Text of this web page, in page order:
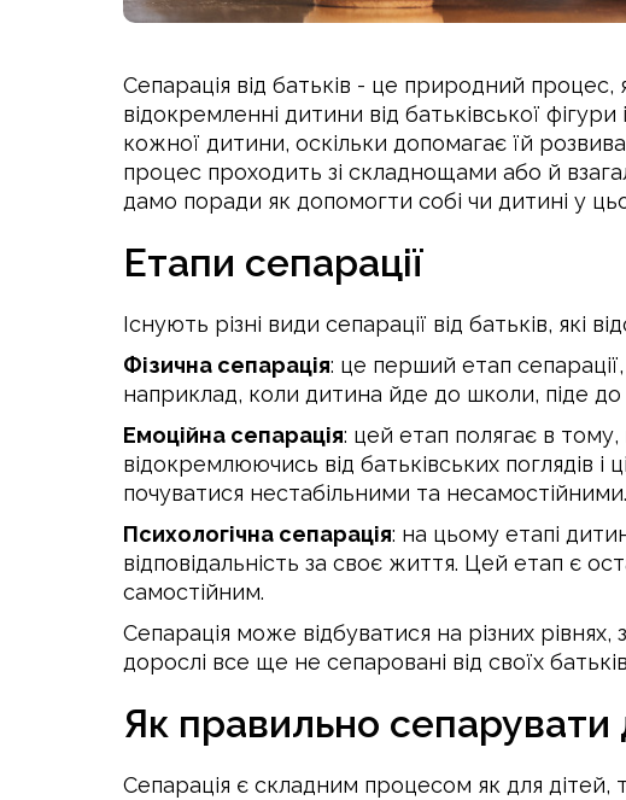
Сепарація від батьків - це природний
відокремленні дитини від батьківської
кожної дитини, оскільки допомагає їй
процес проходить зі складнощами або й
дамо поради як допомогти собі чи дитині у
Етапи сепарації
Існують різні види сепарації від батьків, які
Фізична сепарація: це перший етап
наприклад, коли дитина йде до школи, піде
Емоційна сепарація: цей етап полягає в
відокремлюючись від батьківських поглядів
почуватися нестабільними та несамостійними.
Психологічна сепарація: на цьому етапі
відповідальність за своє життя. Цей етап є
самостійним.
Сепарація може відбуватися на різних
дорослі все ще не сепаровані від своїх
Як правильно сепарувати
Сепарація є складним процесом як для дітей,